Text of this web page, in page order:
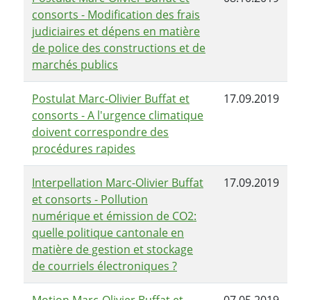
consorts - Modification des frais
judiciaires et dépens en matière
de police des constructions et de
marchés publics
Postulat Marc-Olivier Buffat et
consorts - A l'urgence climatique
doivent correspondre des
procédures rapides
17.09.2019
Interpellation Marc-Olivier Buffat
et consorts - Pollution
numérique et émission de CO2:
quelle politique cantonale en
matière de gestion et stockage
de courriels électroniques ?
17.09.2019